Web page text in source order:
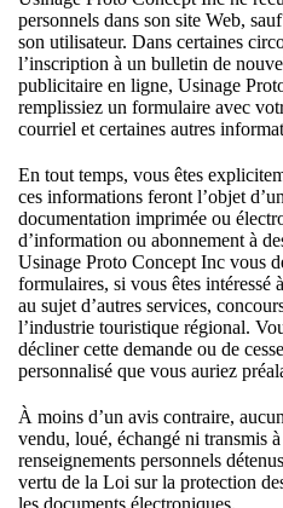
personnels dans son site Web,
son utilisateur. Dans certaines
l’inscription à un bulletin de
publicitaire en ligne, Usinage
remplissiez un formulaire avec
courriel et certaines autres
En tout temps, vous êtes
ces informations feront l’objet
documentation imprimée ou
d’information ou abonnement à
Usinage Proto Concept Inc vous
formulaires, si vous êtes intéressé
au sujet d’autres services,
l’industrie touristique régional.
décliner cette demande ou de
personnalisé que vous auriez
À moins d’un avis contraire,
vendu, loué, échangé ni transmis
renseignements personnels
vertu de la Loi sur la protection
les documents électroniques.